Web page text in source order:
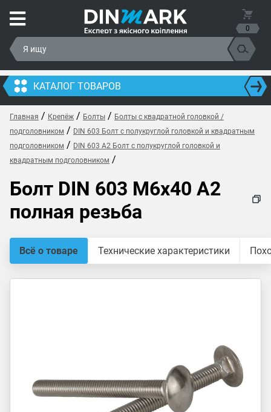
0
КАТАЛОГ ТОВАРОВ
Главная / Крепёж / Болты / Болты с квадратной головкой /
подголовником / DIN 603 Болт с полукруглой головкой и квадратным
подголовником / DIN 603 A2 Болт с полукруглой головкой и
квадратным подголовником /
Болт DIN 603 M6x40 A2
полная резьба
Всё о товаре Технические характеристики